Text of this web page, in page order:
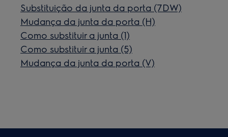
Substituição da junta da porta (7DW)
Mudança da junta da porta (H)
Como substituir a junta (1)
Como substituir a junta (5)
Mudança da junta da porta (V)